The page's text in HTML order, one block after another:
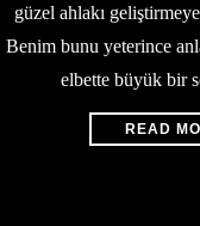
güzel ahlakı
Benim bunu yeterince
elbette büyük bir
READ